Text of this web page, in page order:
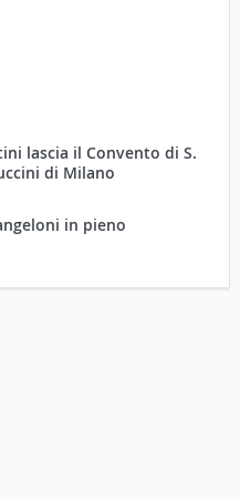
lascia il Convento di S.
di Milano
in pieno